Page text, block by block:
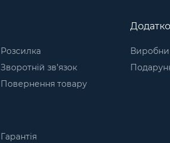
Розсилка
Зворотній зв’язок
Повернення товару
Гарантія